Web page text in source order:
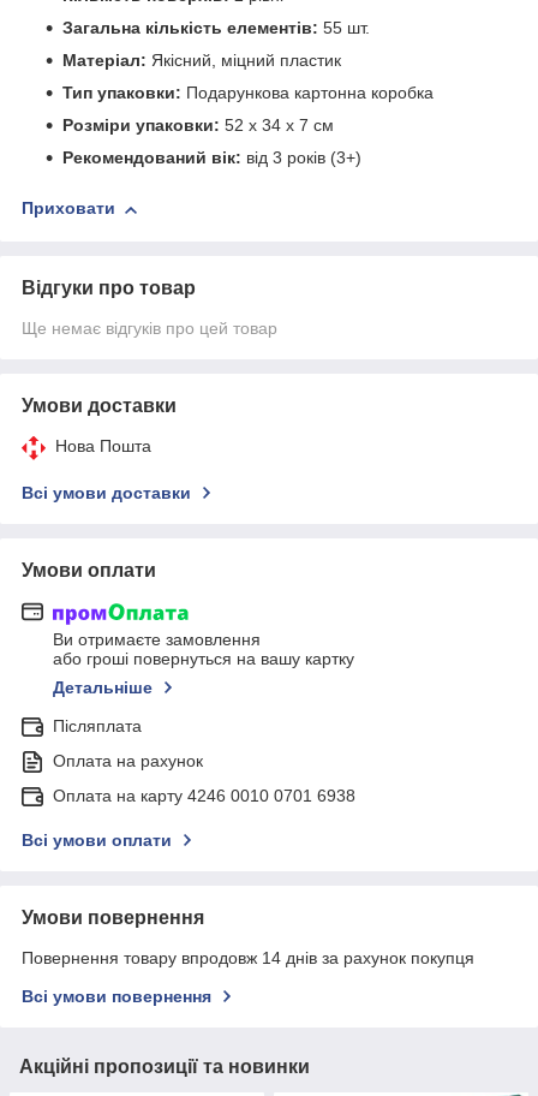
Загальна кількість елементів: 55 шт.
Матеріал: Якісний, міцний пластик
Тип упаковки: Подарункова картонна коробка
Розміри упаковки: 52 х 34 х 7 см
Рекомендований вік: від 3 років (3+)
Приховати
Відгуки про товар
Ще немає відгуків про цей товар
Умови доставки
Нова Пошта
Всі умови доставки
Умови оплати
Ви отримаєте замовлення
або гроші повернуться на вашу картку
Детальніше
Післяплата
Оплата на рахунок
Оплата на карту 4246 0010 0701 6938
Всі умови оплати
Умови повернення
Повернення товару впродовж 14 днів за рахунок покупця
Всі умови повернення
Акційні пропозиції та новинки